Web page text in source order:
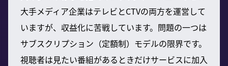
大手メディア企業はテレビとCTVの両方を運営して
いますが、収益化に苦戦しています。問題の一つは
サブスクリプション（定額制）モデルの限界です。
視聴者は見たい番組があるときだけサービスに加入